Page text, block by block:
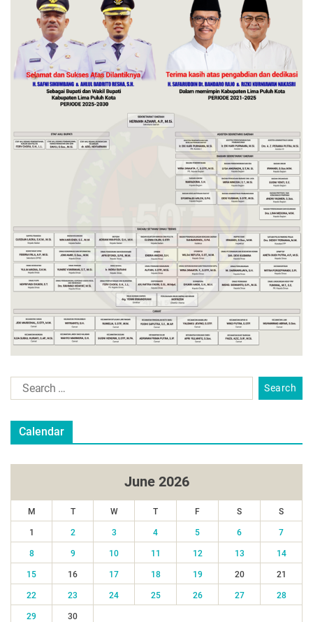
Calendar
June 2026
M T W T F S S
1 2 3 4 5 6 7
8 9 10 11 12 13 14
15 16 17 18 19 20 21
22 23 24 25 26 27 28
29 30